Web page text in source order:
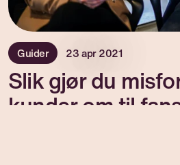
Guider 23 apr 2021
Slik gjør du
kunder om til